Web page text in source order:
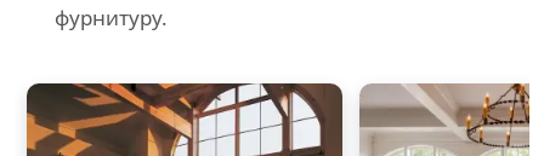
фурнитуру.